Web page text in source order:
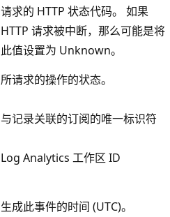
请求的 HTTP 状态代码。 如果
HTTP 请求被中断，那么可能是将
此值设置为 Unknown。
所请求的操作的状态。
与记录关联的订阅的唯一标识符
Log Analytics 工作区 ID
生成此事件的时间 (UTC)。